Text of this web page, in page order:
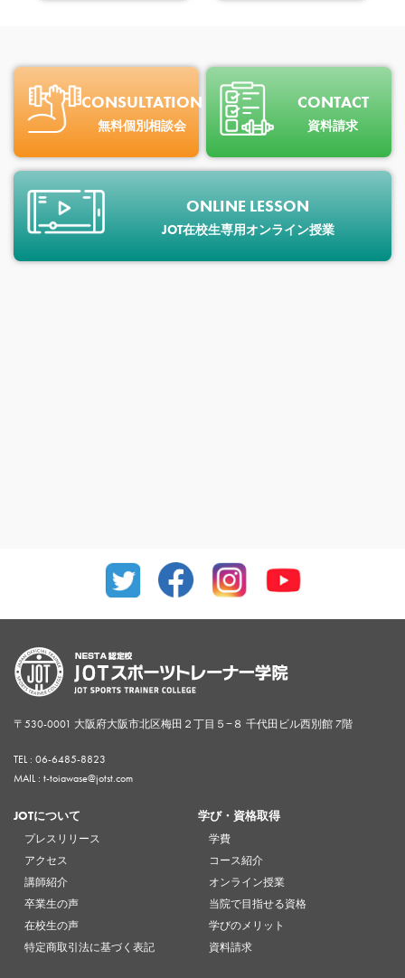
CONSULTATION
無料個別相談会
CONTACT
資料請求
ONLINE LESSON
JOT在校生専用オンライン授業
〒530-0001 大阪府大阪市北区梅田２丁目５−８ 千代田ビル西別館 7階
TEL : 06-6485-8823
MAIL : t-toiawase@jotst.com
JOTについて
プレスリリース
アクセス
講師紹介
卒業生の声
在校生の声
特定商取引法に基づく表記
学び・資格取得
学費
コース紹介
オンライン授業
当院で目指せる資格
学びのメリット
資料請求